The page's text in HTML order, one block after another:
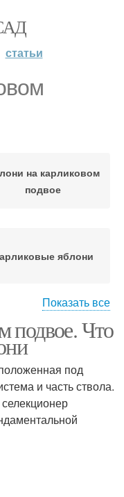
статьи
на карликовом
подвое
яблони
Показать все
подвое. Что
под
и часть ствола.